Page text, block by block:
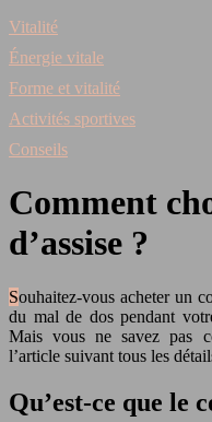
Vitalité
Énergie vitale
Forme et vitalité
Activités sportives
Conseils
Comment
d’assise ?
Souhaitez-vous acheter un coussin d’assise parce que vous souffrez
du mal de dos pendant
Mais vous ne savez pas
l’article suivant tous les
Qu’est-ce que le